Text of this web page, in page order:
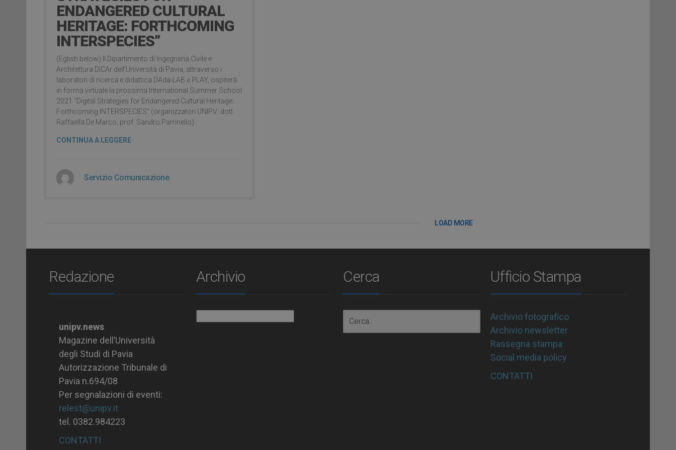
ENDANGERED CULTURAL
HERITAGE: FORTHCOMING
INTERSPECIES”
(Eglish below) Il Dipartimento di Ingegneria Civile e
Architettura DICAr dell’Università di Pavia, attraverso i
laboratori di ricerca e didattica DAda-LAB e PLAY, ospiterà
in forma virtuale la prossima International Summer School
2021 “Digital Strategies for Endangered Cultural Heritage:
Forthcoming INTERSPECIES” (organizzatori UNIPV: dott.
Raffaella De Marco, prof. Sandro Parrinello).
CONTINUA A LEGGERE
Servizio Comunicazione
LOAD MORE
Redazione
unipv.news
Magazine dell’Università
degli Studi di Pavia
Autorizzazione Tribunale di
Pavia n.694/08
Per segnalazioni di eventi:
relest@unipv.it
tel. 0382.984223
CONTATTI
Archivio Cerca Ufficio Stampa
Archivio fotografico
Archivio newsletter
Rassegna stampa
Social media policy
CONTATTI